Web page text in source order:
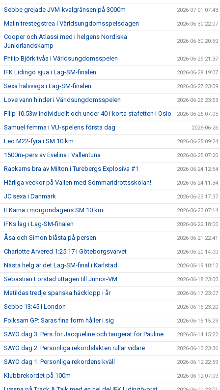
Sebbe grejade JVM-kvalgränsen på 3000m 2026-07-01 07:43
Malin trestegstrea i Världsungdomsspelsdagen 2026-06-30 22:07
Cooper och Atlassi med i helgens Nordiska
Juniorlandskamp
2026-06-30 20:50
Philip Björk tvåa i Världsungdomsspelen 2026-06-29 21:37
IFK Lidingö sjua i Lag-SM-finalen 2026-06-28 19:07
Sexa halvvägs i Lag-SM-finalen 2026-06-27 23:09
Love vann hinder i Världsungdomsspelen 2026-06-26 23:53
Filip 10.53w individuellt och under 40 i korta stafetten i Oslo 2026-06-26 07:05
Samuel femma i VU-spelens första dag 2026-06-26
Leo M22-fyra i SM 10 km 2026-06-25 09:24
1500m-pers av Evelina i Vallentuna 2026-06-25 07:20
Rackarns bra av Milton i Turebergs Explosiva #1 2026-06-24 12:54
Härliga veckor på Vallen med Sommaridrottsskolan! 2026-06-24 11:34
JC sexa i Danmark 2026-06-23 17:37
IFKarna i morgondagens SM 10 km 2026-06-23 07:14
IFKs lag i Lag-SM-finalen 2026-06-22 18:00
Åsa och Simon blåsta på persen 2026-06-21 22:41
Charlotte Arvered 1:25:17 i Göteborgsvarvet 2026-06-20 14:00
Nästa helg är det Lag-SM-final i Karlstad 2026-06-19 18:12
Sebastian Lörstad uttagen till Junior-VM 2026-06-18 23:00
Matildas tredje spanska häcklopp i år 2026-06-17 23:07
Sebbe 13:45 i London 2026-06-16 23:20
Folksam GP: Saras fina form håller i sig 2026-06-15 15:29
SAYO dag 3: Pers för Jacqueline och tangerat för Pauline 2026-06-14 15:22
SAYO dag 2: Personliga rekordslakten rullar vidare 2026-06-13 23:36
SAYO dag 1: Personliga rekordens kväll 2026-06-12 22:59
Klubbrekordet på 100m 2026-06-12 07:09